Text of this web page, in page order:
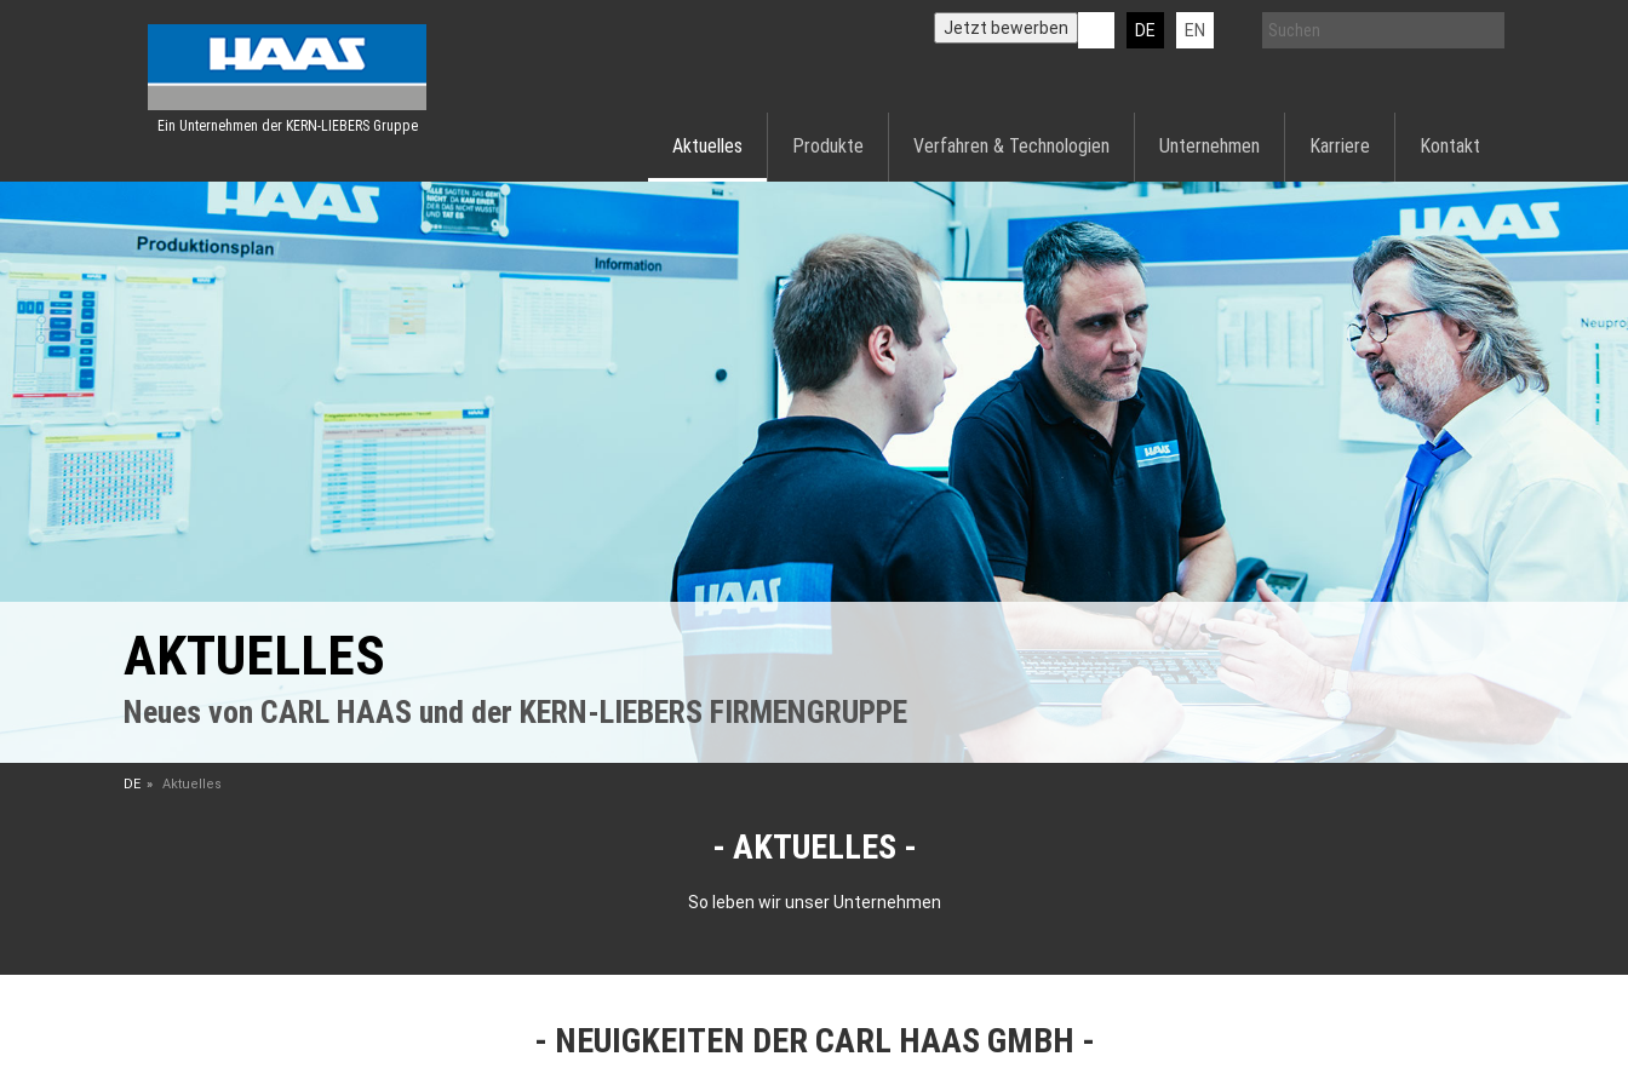
Ein Unternehmen der KERN-LIEBERS Gruppe
DE EN
Jetzt bewerben
Aktuelles Produkte Verfahren & Technologien Unternehmen Karriere Kontakt
AKTUELLES
Neues von CARL HAAS und der KERN-LIEBERS FIRMENGRUPPE
DE Aktuelles
AKTUELLES
So leben wir unser Unternehmen
NEUIGKEITEN DER CARL HAAS GMBH